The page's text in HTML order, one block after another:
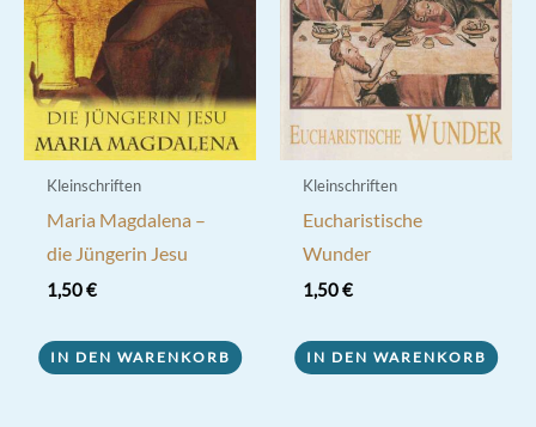
Kleinschriften
Maria Magdalena –
die Jüngerin Jesu
1,50€
IN DEN WARENKORB
Kleinschriften
Eucharistische
Wunder
1,50€
IN DEN WARENKORB